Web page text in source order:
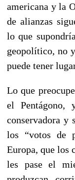
americana y la
de alianzas
lo que
geopolítico, no
puede tener
Lo que
el Pentágono,
conservadora y
los “votos de
Europa, que los
les pase el